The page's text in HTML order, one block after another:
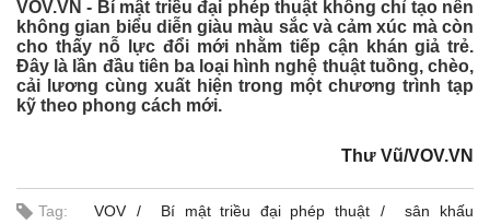
VOV.VN - Bí mật triều đại phép thuật không chỉ tạo nên
không gian biểu diễn giàu màu sắc và cảm xúc mà còn
cho thấy nỗ lực đổi mới nhằm tiếp cận khán giả trẻ.
Đây là lần đầu tiên ba loại hình nghệ thuật tuồng, chèo,
cải lương cùng xuất hiện trong một chương trình tạp
kỹ theo phong cách mới.
Thư Vũ/VOV.VN
Tag: VOV Bí mật triều đại phép thuật
sân khấu